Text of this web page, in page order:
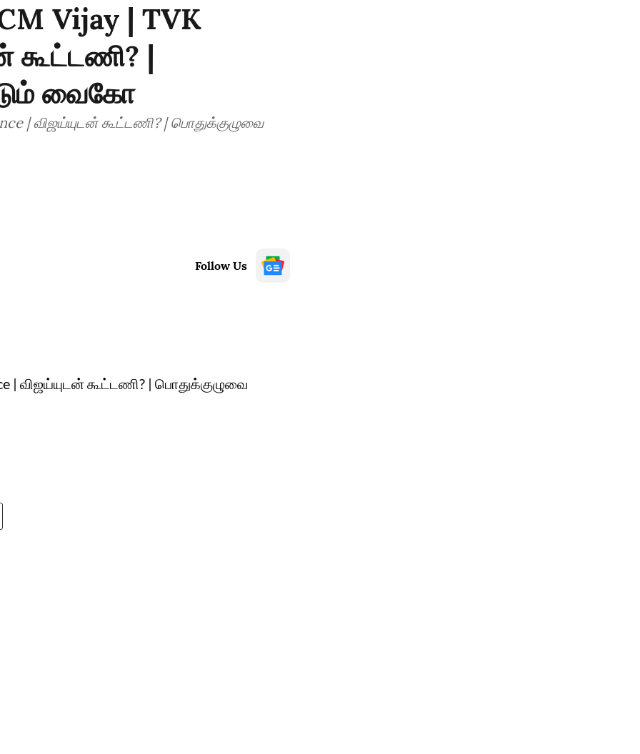
Vijay | TVK
கூட்டணி? |
வைகோ
| விஜய்யுடன் கூட்டணி? | பொதுக்குழுவை
Follow Us
| விஜய்யுடன் கூட்டணி? | பொதுக்குழுவை